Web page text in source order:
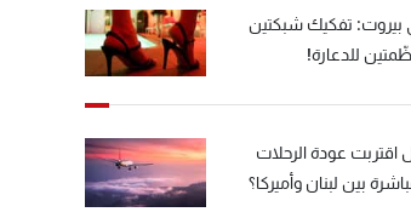
بيروت: تفكيك شبكتين
للدعارة!
اقتربت عودة الرحلات
بين لبنان وأميركا؟